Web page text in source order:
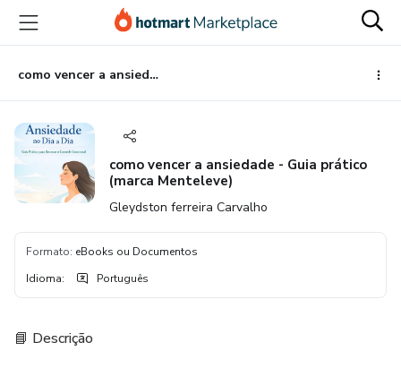
para
conteúdo
principal
para
pagamento
para
rodapé
como vencer a ansiedade - Guia prático (marca Menteleve)
como vencer a ansiedade - Guia prático
(marca Menteleve)
Gleydston ferreira Carvalho
Formato: eBooks ou Documentos
Idioma: Português
📘 Descrição